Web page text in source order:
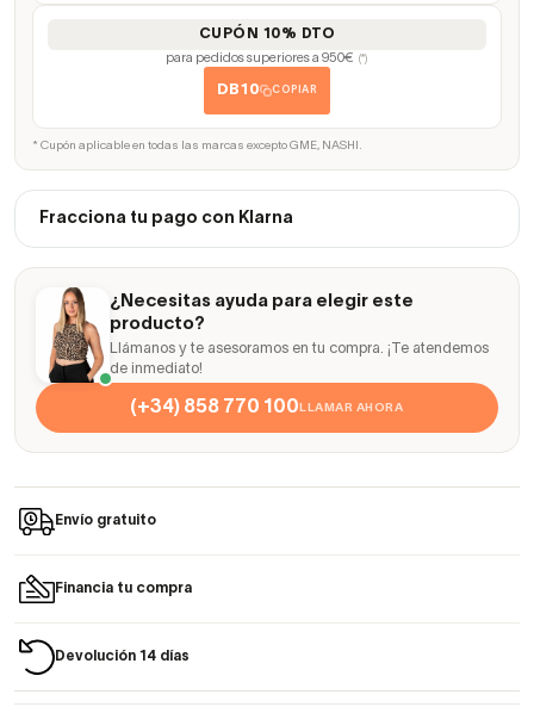
CUPÓN 10% DTO
para pedidos superiores a 950€ (*)
DB10 COPIAR
* Cupón aplicable en todas las marcas excepto GME, NASHI.
Fracciona tu pago con Klarna
¿Necesitas ayuda para elegir este
producto?
Llámanos y te asesoramos en tu compra. ¡Te atendemos
de inmediato!
(+34) 858 770 100LLAMAR AHORA
Envío gratuito
Financia tu compra
Devolución 14 días